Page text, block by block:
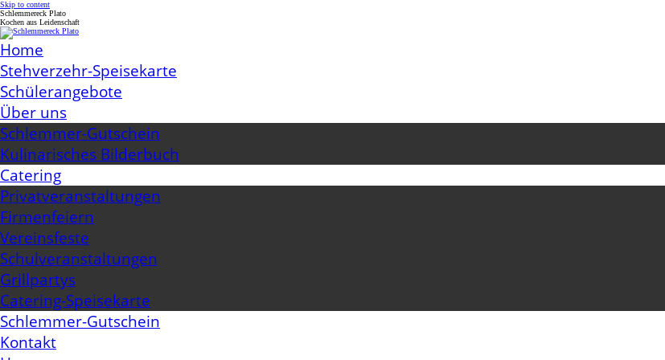
Skip to content
Schlemmereck Plato
Kochen aus Leidenschaft
Home
Stehverzehr-Speisekarte
Schülerangebote
Über uns
Schlemmer-Gutschein
Kulinarisches Bilderbuch
Catering
Privatveranstaltungen
Firmenfeiern
Vereinsfeste
Schulveranstaltungen
Grillpartys
Catering-Speisekarte
Schlemmer-Gutschein
Kontakt